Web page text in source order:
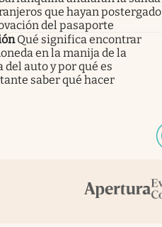
que hayan postergado
del pasaporte
Qué significa encontrar
en la manija de la
del auto y por qué es
saber qué hacer